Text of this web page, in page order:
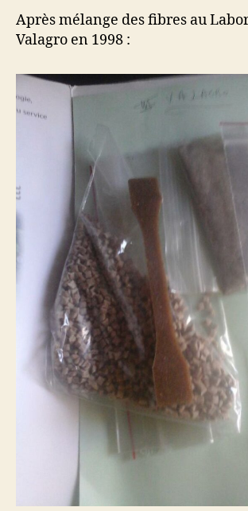
Après mélange des fibres au
Valagro en 1998 :